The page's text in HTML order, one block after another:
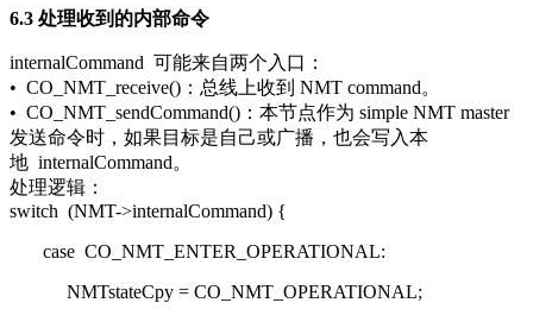
6.3 处理收到的内部命令
internalCommand 可能来自两个入口：
• CO_NMT_receive() ：总线上收到 NMT command。
• CO_NMT_sendCommand() ：本节点作为 simple NMT master
发送命令时，如果目标是自己或广播，也会写入本
地 internalCommand。
处理逻辑：
switch (NMT->internalCommand) {
case CO_NMT_ENTER_OPERATIONAL:
NMTstateCpy = CO_NMT_OPERATIONAL;